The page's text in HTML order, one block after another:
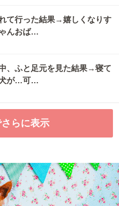
て行った結果→嬉しくなりす
んおば…
、ふと足元を見た結果→寝て
犬が…可…
らに表示